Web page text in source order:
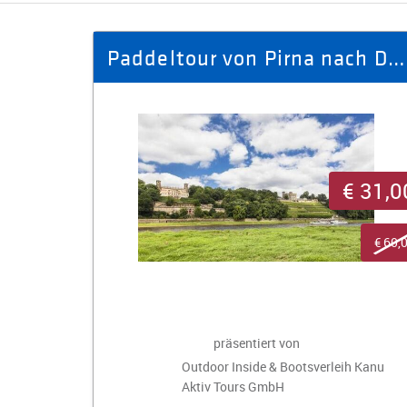
Paddeltour von Pirna nach Dresden Johannstadt für 2 Personen
präsentiert von
Outdoor Inside & Bootsverleih Kanu
Aktiv Tours GmbH
€
€